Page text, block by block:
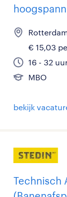
€ 15,03
16 - 32
MBO
bekijk
Technisch